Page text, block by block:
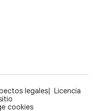
legales
Licencia
cookies